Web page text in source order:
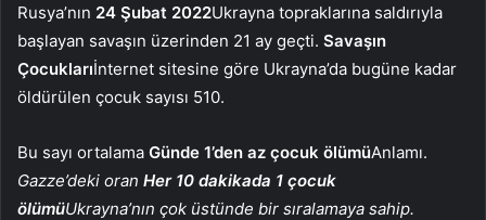
Rusya’nın 24 Şubat 2022Ukrayna topraklarına saldırıyla
başlayan savaşın üzerinden 21 ay geçti. Savaşın
Çocuklarıİnternet sitesine göre Ukrayna’da bugüne kadar
öldürülen çocuk sayısı 510.
Bu sayı ortalama Günde 1’den az çocuk ölümüAnlamı.
Gazze’deki oran Her 10 dakikada 1 çocuk
ölümüUkrayna’nın çok üstünde bir sıralamaya sahip.